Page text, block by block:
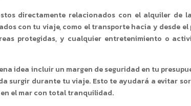
directamente relacionados con el alquiler de
con tu viaje, como el transporte hacia y desde
protegidas, y cualquier entretenimiento o
idea incluir un margen de seguridad en tu
surgir durante tu viaje. Esto te ayudará a evitar
el mar con total tranquilidad.